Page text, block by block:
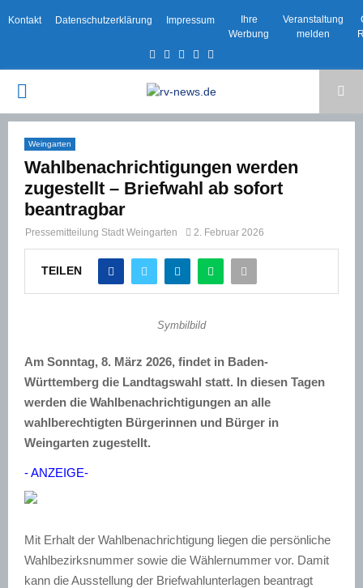
Kontakt Datenschutzerklärung Impressum
Ihre
Werbung
Veranstaltung
melden
Facebook
TwitterInstagram
Email
PRIMARY
MENU
Weingarten
Wahlbenachrichtigungen werden
zugestellt – Briefwahl ab sofort
beantragbar
Pressemitteilung Stadt Weingarten 2. Februar 2026
TEILEN
Symbilbild
Am Sonntag, 8. März 2026, findet in Baden-
Württemberg die Landtagswahl statt. In diesen Tagen
werden die Wahlbenachrichtigungen an alle
wahlberechtigten Bürgerinnen und Bürger in
Weingarten zugestellt.
- ANZEIGE-
Mit Erhalt der Wahlbenachrichtigung liegen die persönliche
Wahlbezirksnummer sowie die Wählernummer vor. Damit
kann die Ausstellung der Briefwahlunterlagen beantragt